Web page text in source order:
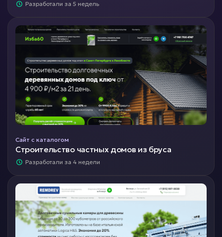
Разработали за 5 недель
Сайт с каталогом
Строительство частных домов из бруса
Разработали за 4 недели